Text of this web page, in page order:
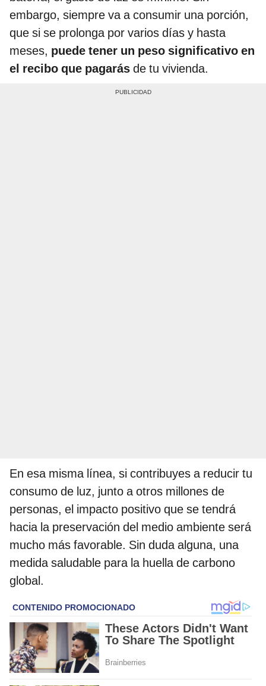
embargo, siempre va a consumir una porción,
que si se prolonga por varios días y hasta
meses, puede tener un peso significativo en
el recibo que pagarás de tu vivienda.
En esa misma línea, si contribuyes a reducir tu
consumo de luz, junto a otros millones de
personas, el impacto positivo que se tendrá
hacia la preservación del medio ambiente será
mucho más favorable. Sin duda alguna, una
medida saludable para la huella de carbono
global.